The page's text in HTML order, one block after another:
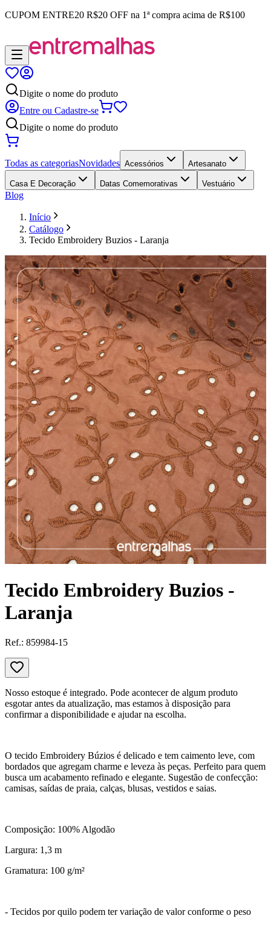
CUPOM ENTRE20 R$20 OFF na 1ª compra acima de R$100
Digite o nome do produto
Entre ou Cadastre-se
Digite o nome do produto
Todas as categoriasNovidades Acessórios Artesanato
Casa E Decoração Datas Comemorativas Vestuário
Blog
Início
Catálogo
Tecido Embroidery Buzios - Laranja
Tecido Embroidery Buzios -
Laranja
Ref.: 859984-15
Nosso estoque é integrado. Pode acontecer de algum produto
esgotar antes da atualização, mas estamos à disposição para
confirmar a disponibilidade e ajudar na escolha.
O tecido Embroidery Búzios é delicado e tem caimento leve, com
bordados que agregam charme e leveza às peças. Perfeito para quem
busca um acabamento refinado e elegante. Sugestão de confecção:
camisas, saídas de praia, calças, blusas, vestidos e saias.
Composição: 100% Algodão
Largura: 1,3 m
Gramatura: 100 g/m²
- Tecidos por quilo podem ter variação de valor conforme o peso